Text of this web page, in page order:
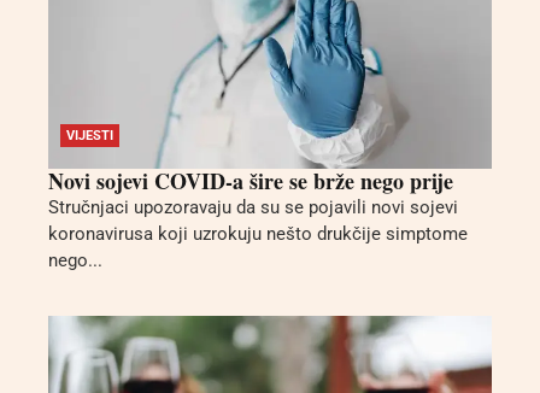
VIJESTI
Novi sojevi COVID-a šire se brže nego prije
Stručnjaci upozoravaju da su se pojavili novi sojevi
koronavirusa koji uzrokuju nešto drukčije simptome
nego...